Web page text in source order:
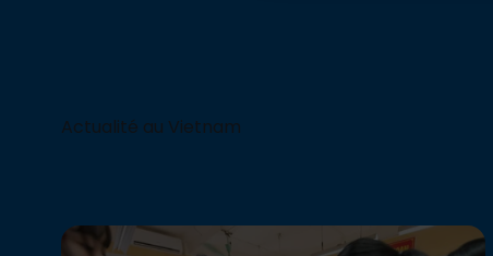
Actualité au Vietnam